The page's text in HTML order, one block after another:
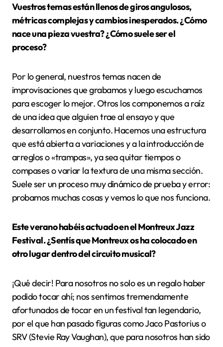
Vuestros temas están llenos de giros angulosos,
métricas complejas y cambios inesperados. ¿Cómo
nace una pieza vuestra? ¿Cómo suele ser el
proceso?
Por lo general, nuestros temas nacen de
improvisaciones que grabamos y luego escuchamos
para escoger lo mejor. Otros los componemos a raíz
de una idea que alguien trae al ensayo y que
desarrollamos en conjunto. Hacemos una estructura
que está abierta a variaciones y a la introducción de
arreglos o «trampas», ya sea quitar tiempos o
compases o variar la textura de una misma sección.
Suele ser un proceso muy dinámico de prueba y error:
probamos muchas cosas y vemos lo que nos funciona.
Este verano habéis actuado en el Montreux Jazz
Festival. ¿Sentís que Montreux os ha colocado en
otro lugar dentro del circuito musical?
¡Qué decir! Para nosotros no solo es un regalo haber
podido tocar ahí; nos sentimos tremendamente
afortunados de tocar en un festival tan legendario,
por el que han pasado figuras como Jaco Pastorius o
SRV (Stevie Ray Vaughan), que para nosotros han sido